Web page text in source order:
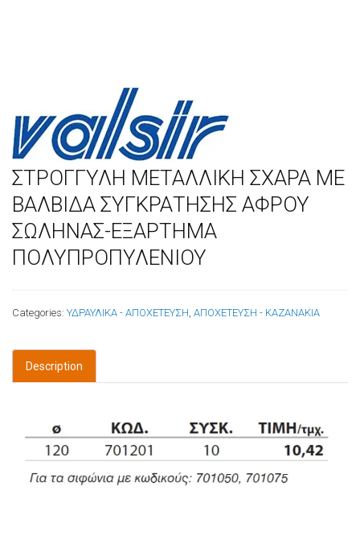
ΣΤΡΟΓΓΥΛΗ ΜΕΤΑΛΛΙΚΗ ΣΧΑΡΑ ΜΕ
ΒΑΛΒΙΔΑ ΣΥΓΚΡΑΤΗΣΗΣ ΑΦΡΟΥ
ΣΩΛΗΝΑΣ-ΕΞΑΡΤΗΜΑ
ΠΟΛΥΠΡΟΠΥΛΕΝΙΟΥ
Categories: ΥΔΡΑΥΛΙΚΑ - ΑΠΟΧΕΤΕΥΣΗ ΑΠΟΧΕΤΕΥΣΗ - ΚΑΖΑΝΑΚΙΑ
Description